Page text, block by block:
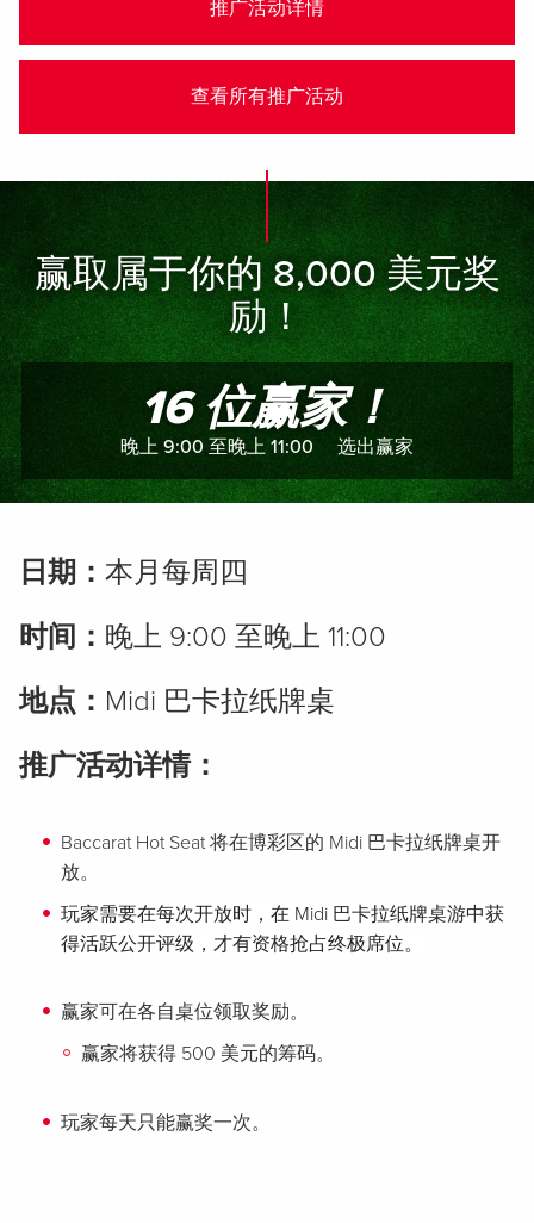
推广活动详情
查看所有推广活动
赢取属于你的 8,000 美元奖
励！
16 位赢家！
晚上 9:00 至晚上 11:00 选出赢家
日期： 本月每周四
时间： 晚上 9:00 至晚上 11:00
地点： Midi 巴卡拉纸牌桌
推广活动详情：
Baccarat Hot Seat 将在博彩区的 Midi 巴卡拉纸牌桌开
放。
玩家需要在每次开放时，在 Midi 巴卡拉纸牌桌游中获
得活跃公开评级，才有资格抢占终极席位。
赢家可在各自桌位领取奖励。
赢家将获得 500 美元的筹码。
玩家每天只能赢奖一次。